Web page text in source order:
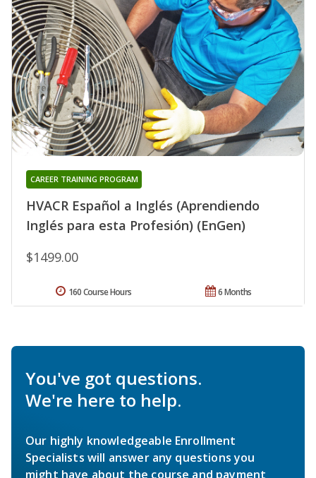
HVACR Español a Inglés (Aprendiendo
Inglés para esta Profesión) (EnGen)
CAREER TRAINING PROGRAM
$1499.00
6 Months
160 Course Hours
You've got questions.
We're here to help.
Our highly knowledgeable Enrollment
Specialists will answer any questions you
might have about the course and payment